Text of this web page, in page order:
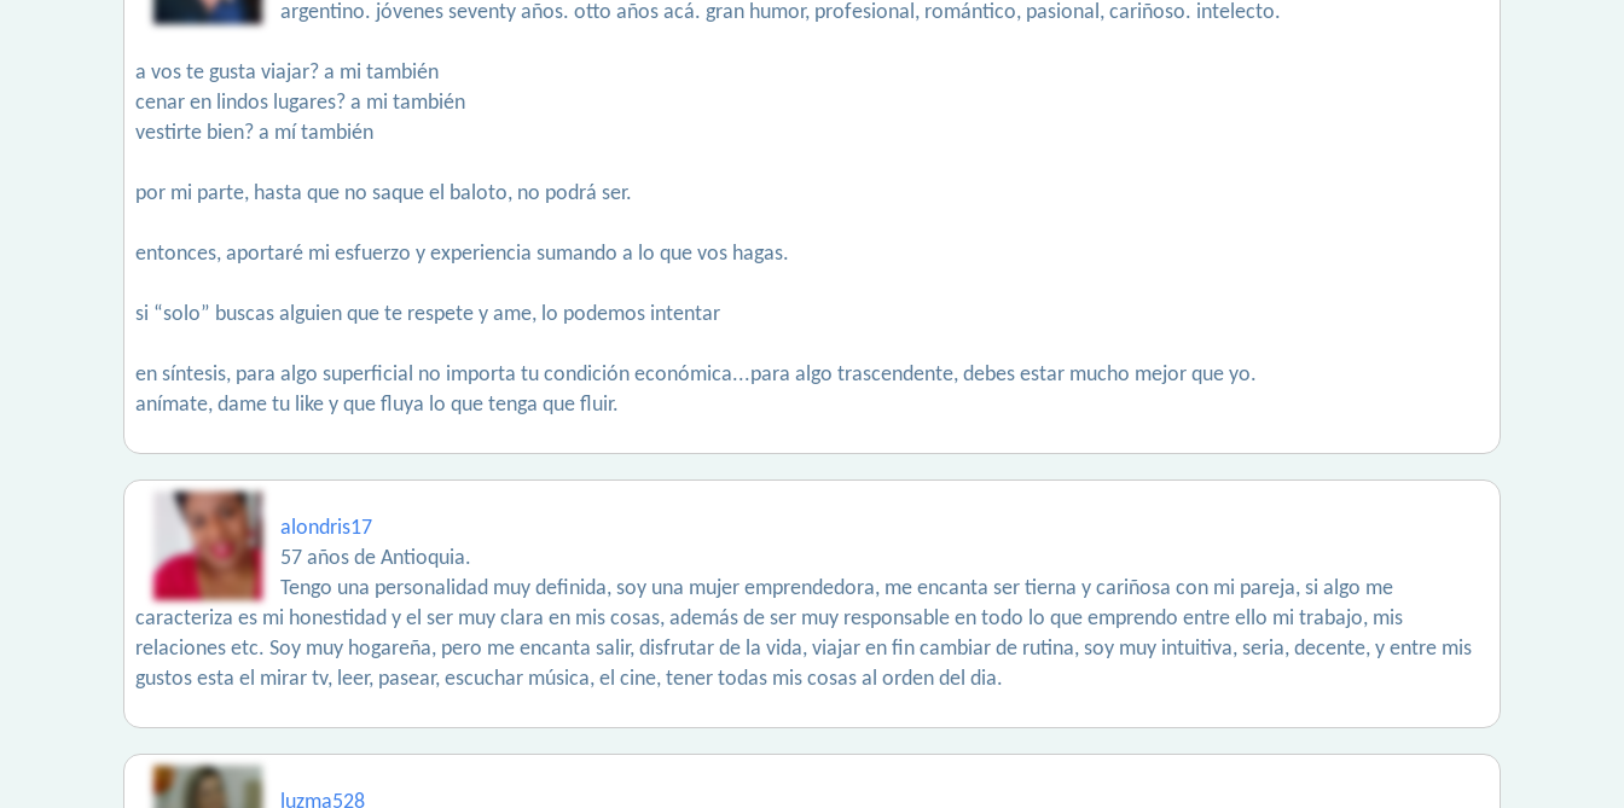
argentino. jóvenes seventy años. otto años acá. gran humor, profesional, romántico, pasional, cariñoso. intelecto.
a vos te gusta viajar? a mi también
cenar en lindos lugares? a mi también
vestirte bien? a mí también
por mi parte, hasta que no saque el baloto, no podrá ser.
entonces, aportaré mi esfuerzo y experiencia sumando a lo que vos hagas.
si “solo” buscas alguien que te respete y ame, lo podemos intentar
en síntesis, para algo superficial no importa tu condición económica...para algo trascendente, debes estar mucho mejor que yo.
anímate, dame tu like y que fluya lo que tenga que fluir.
alondris17
57 años de Antioquia.
Tengo una personalidad muy definida, soy una mujer emprendedora, me encanta ser tierna y cariñosa con mi pareja, si algo me
caracteriza es mi honestidad y el ser muy clara en mis cosas, además de ser muy responsable en todo lo que emprendo entre ello mi trabajo, mis
relaciones etc. Soy muy hogareña, pero me encanta salir, disfrutar de la vida, viajar en fin cambiar de rutina, soy muy intuitiva, seria, decente, y entre mis
gustos esta el mirar tv, leer, pasear, escuchar música, el cine, tener todas mis cosas al orden del dia.
luzma528